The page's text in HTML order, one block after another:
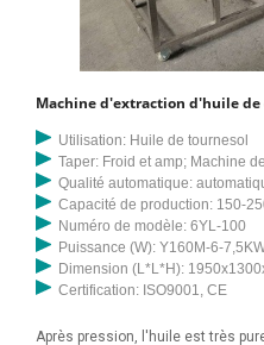
Machine d'extraction d'huile de
Utilisation: Huile de tournesol
Taper: Froid et amp; Machine
Qualité automatique:
Capacité de production: 150-
Numéro de modèle: 6YL-100
Puissance (W): Y160M-6-
Dimension (L*L*H):
Certification: ISO9001, CE
Après pression, l'huile est très